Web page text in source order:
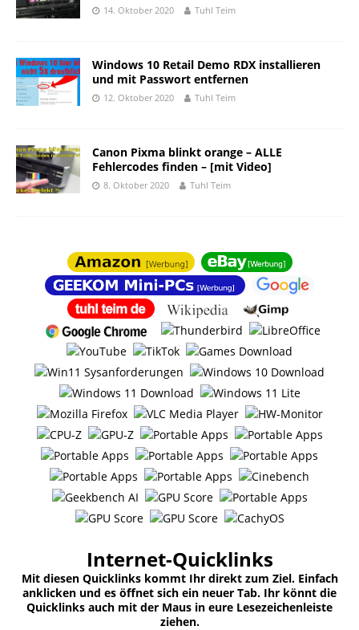
14. Oktober 2020 Tuhl Teim
Windows 10 Retail Demo RDX installieren
und mit Passwort entfernen
12. Oktober 2020 Tuhl Teim
Canon Pixma blinkt orange – ALLE
Fehlercodes finden – [mit Video]
8. Oktober 2020 Tuhl Teim
Internet-Quicklinks
Mit diesen Quicklinks kommt Ihr direkt zum Ziel. Einfach
anklicken und es öffnet sich ein neuer Tab. Ihr könnt die
Quicklinks auch mit der Maus in eure Lesezeichenleiste
ziehen.